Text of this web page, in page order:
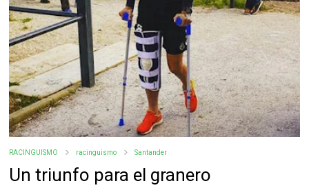
RACINGUISMO racinguismo Santander
Un triunfo para el granero